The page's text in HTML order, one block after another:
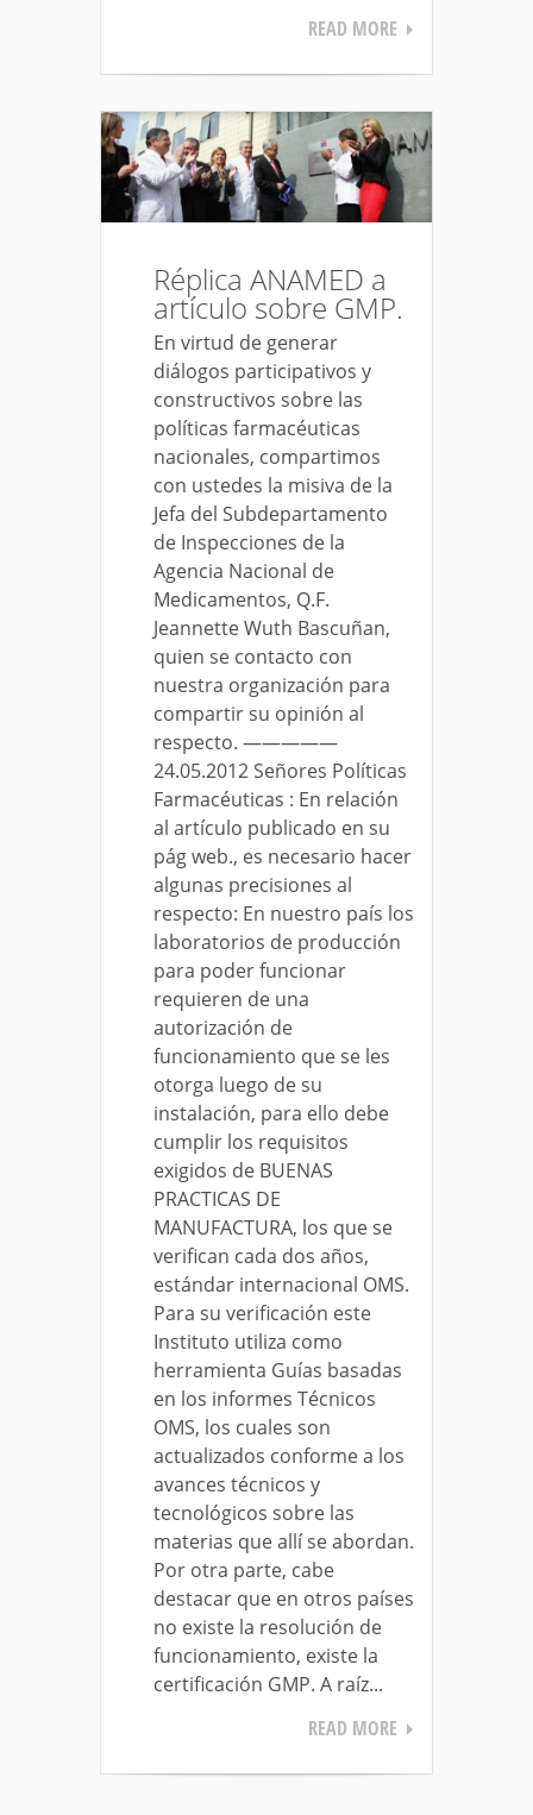
READ MORE
Réplica ANAMED a
artículo sobre GMP.
En virtud de generar
diálogos participativos y
constructivos sobre las
políticas farmacéuticas
nacionales, compartimos
con ustedes la misiva de la
Jefa del Subdepartamento
de Inspecciones de la
Agencia Nacional de
Medicamentos, Q.F.
Jeannette Wuth Bascuñan,
quien se contacto con
nuestra organización para
compartir su opinión al
respecto. —————
24.05.2012 Señores Políticas
Farmacéuticas : En relación
al artículo publicado en su
pág web., es necesario hacer
algunas precisiones al
respecto: En nuestro país los
laboratorios de producción
para poder funcionar
requieren de una
autorización de
funcionamiento que se les
otorga luego de su
instalación, para ello debe
cumplir los requisitos
exigidos de BUENAS
PRACTICAS DE
MANUFACTURA, los que se
verifican cada dos años,
estándar internacional OMS.
Para su verificación este
Instituto utiliza como
herramienta Guías basadas
en los informes Técnicos
OMS, los cuales son
actualizados conforme a los
avances técnicos y
tecnológicos sobre las
materias que allí se abordan.
Por otra parte, cabe
destacar que en otros países
no existe la resolución de
funcionamiento, existe la
certificación GMP. A raíz...
READ MORE